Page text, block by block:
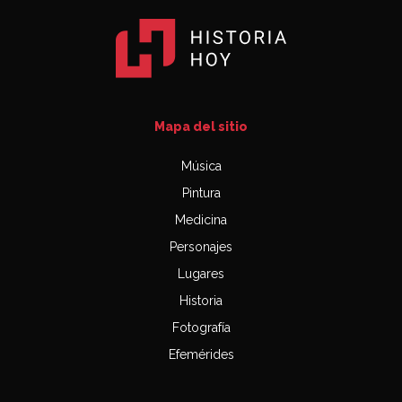
Mapa del sitio
Música
Pintura
Medicina
Personajes
Lugares
Historia
Fotografía
Efemérides